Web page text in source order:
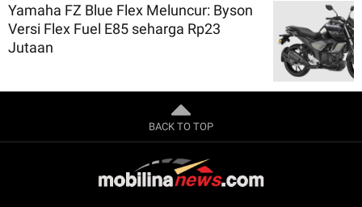
Yamaha FZ Blue Flex Meluncur: Byson
Versi Flex Fuel E85 seharga Rp23
Jutaan
BACK TO TOP